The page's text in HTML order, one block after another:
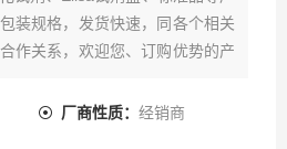
装规格，发货快速，同各个相关
作关系，欢迎您、订购优势的产
厂商性质： 经销商